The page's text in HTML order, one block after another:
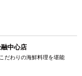
中心店
だわりの海鮮料理を堪能